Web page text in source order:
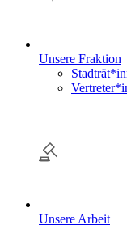
Unsere Fraktion
Unsere Arbeit